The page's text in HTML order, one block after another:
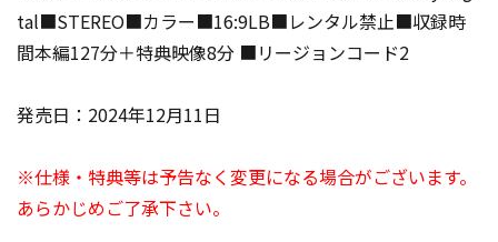
tal■STEREO■カラー■16:9LB■レンタル禁止■収録時
間本編127分＋特典映像8分 ■リージョンコード2
発売日：2024年12月11日
※仕様・特典等は予告なく変更になる場合がございます。
あらかじめご了承下さい。